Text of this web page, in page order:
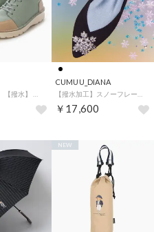
CUMUU_DIANA
￥17,600
NEW